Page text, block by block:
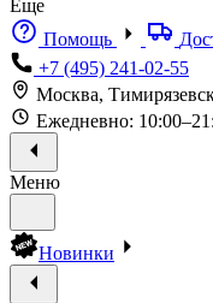
Еще
Помощь
+7 (495) 241-02-55
Москва,
Ежедневно:
Меню
Новинки